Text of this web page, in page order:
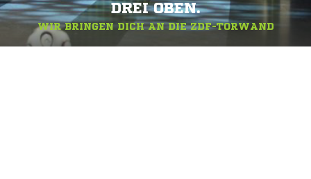
DREI OBEN.
WIR BRINGEN DICH AN DIE ZDF-TORWAND